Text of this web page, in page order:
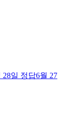
28일 정답6월 27